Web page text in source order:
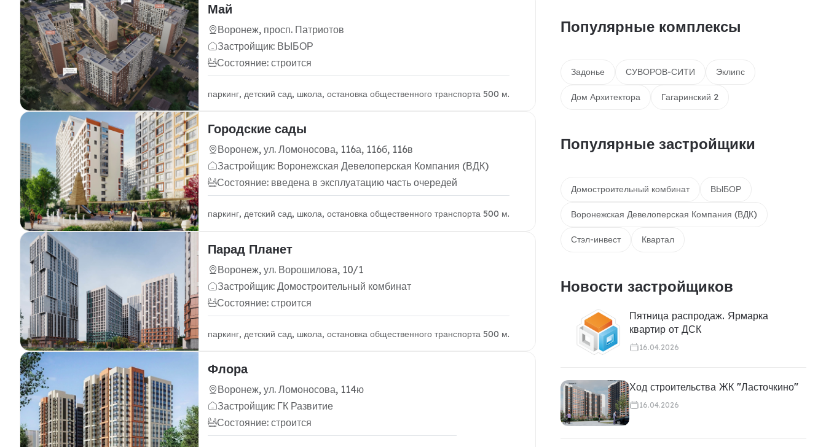
Май
Воронеж, просп. Патриотов
Застройщик: ВЫБОР
Состояние: строится
паркинг, детский сад, школа, остановка общественного транспорта 500 м.
Городские сады
Воронеж, ул. Ломоносова, 116а, 116б, 116в
Застройщик: Воронежская Девелоперская Компания (ВДК)
Состояние: введена в эксплуатацию часть очередей
паркинг, детский сад, школа, остановка общественного транспорта 500 м.
Парад Планет
Воронеж, ул. Ворошилова, 10/1
Застройщик: Домостроительный комбинат
Состояние: строится
паркинг, детский сад, школа, остановка общественного транспорта 500 м.
Флора
Воронеж, ул. Ломоносова, 114ю
Застройщик: ГК Развитие
Состояние: строится
Популярные комплексы
Задонье СУВОРОВ-СИТИ Эклипс
Дом Архитектора Гагаринский 2
Популярные застройщики
Домостроительный комбинат ВЫБОР
Воронежская Девелоперская Компания (ВДК)
Стэл-инвест Квартал
Новости застройщиков
Пятница распродаж. Ярмарка
квартир от ДСК
16.04.2026
Ход строительства ЖК "Ласточкино"
16.04.2026